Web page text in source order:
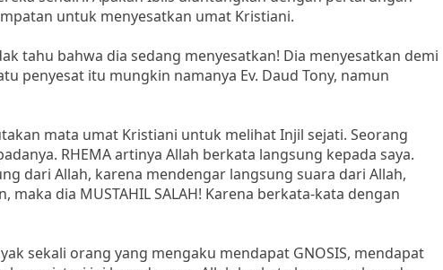
untuk menyesatkan umat Kristiani.
tahu bahwa dia sedang menyesatkan! Dia menyesatkan demi
penyesat itu mungkin namanya Ev. Daud Tony, namun
mata umat Kristiani untuk melihat Injil sejati. Seorang
RHEMA artinya Allah berkata langsung kepada saya.
dari Allah, karena mendengar langsung suara dari Allah,
dia MUSTAHIL SALAH! Karena berkata-kata dengan
sekali orang yang mengaku mendapat GNOSIS, mendapat